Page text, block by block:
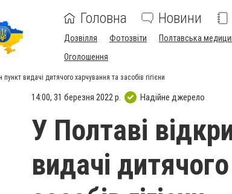
Головна Новини
Дозвілля Фотозвіти Полтавська
Оголошення
видачі дитячого харчування та засобів гігієни
14:00, 31 березня 2022 р. Надійне джерело
У Полтаві
видачі